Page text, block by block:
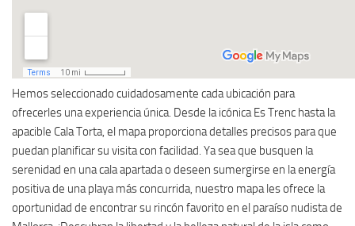
Hemos seleccionado cuidadosamente cada ubicación para
ofrecerles una experiencia única. Desde la icónica Es Trenc hasta la
apacible Cala Torta, el mapa proporciona detalles precisos para que
puedan planificar su visita con facilidad. Ya sea que busquen la
serenidad en una cala apartada o deseen sumergirse en la energía
positiva de una playa más concurrida, nuestro mapa les ofrece la
oportunidad de encontrar su rincón favorito en el paraíso nudista de